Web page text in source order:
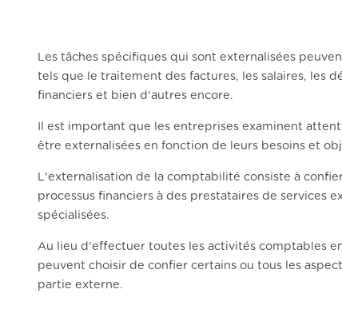
Les tâches spécifiques qui sont externalisées
tels que le traitement des factures, les salaires, les
financiers et bien d'autres encore.
Il est important que les entreprises examinent
être externalisées en fonction de leurs besoins et
L'externalisation de la comptabilité consiste à
processus financiers à des prestataires de services
spécialisées.
Au lieu d'effectuer toutes les activités comptables
peuvent choisir de confier certains ou tous les
partie externe.